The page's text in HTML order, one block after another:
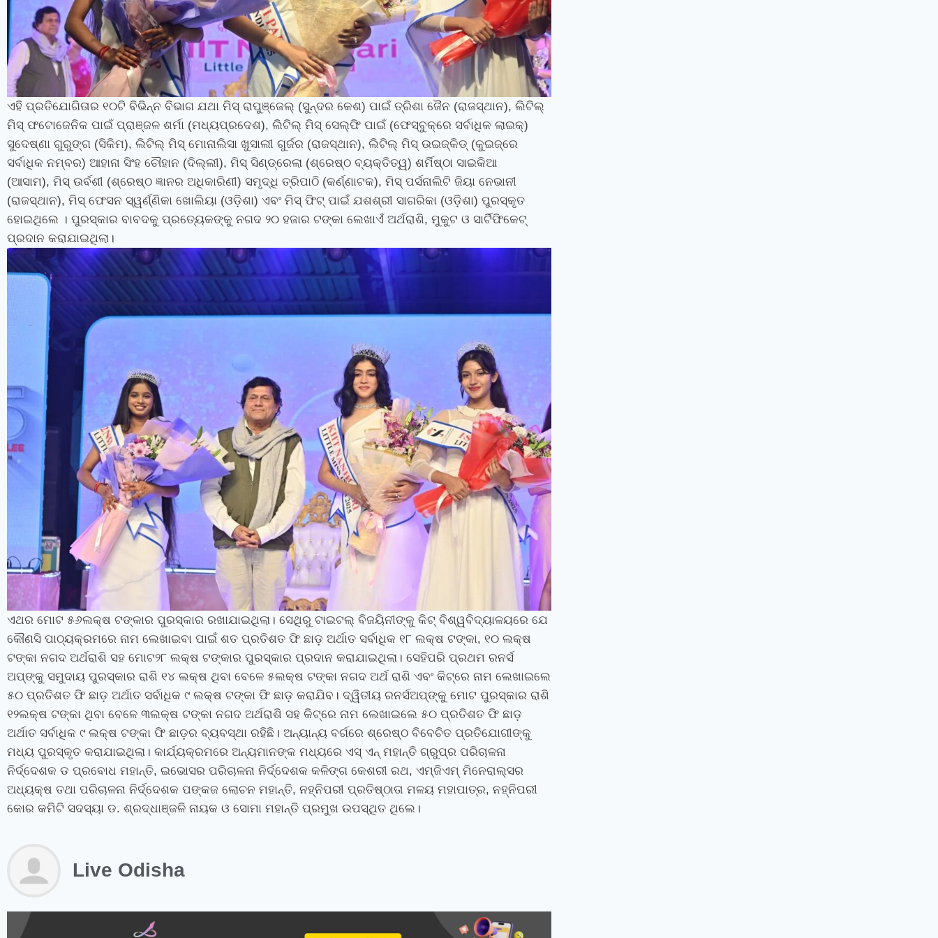
ଏହି ପ୍ରତିଯୋଗିତାର ୧୦ଟି ବିଭିନ୍ନ ବିଭାଗ ଯଥା ମିସ୍ ରାପୁଞ୍ଜେଲ୍ (ସୁନ୍ଦର କେଶ) ପାଇଁ ତ୍ରିଶା ଜୈନ (ରାଜସ୍ଥାନ), ଲିଟିଲ୍
ମିସ୍ ଫଟୋଜେନିକ ପାଇଁ ପ୍ରାଞ୍ଜଳ ଶର୍ମା (ମଧ୍ୟପ୍ରଦେଶ), ଲିଟିଲ୍ ମିସ୍ ସେଲ୍‌ଫି ପାଇଁ (ଫେସ୍‌ବୁକ୍‌ରେ ସର୍ବାଧିକ ଲାଇକ୍‌)
ସୁଦେଷ୍ଣା ଗୁରୁଙ୍ଗ (ସିକିମ), ଲିଟିଲ୍ ମିସ୍ ମୋନାଲିସା ଖୁସାଲୀ ଗୁର୍ଜର (ରାଜସ୍ଥାନ), ଲିଟିଲ୍ ମିସ୍ ଉଇଜ୍‌କିଡ୍ (କୁଇଜ୍‌ରେ
ସର୍ବାଧିକ ନମ୍ବର) ଆହାନା ସିଂହ ଚୌହାନ (ଦିଲ୍ଲୀ), ମିସ୍ ସିଣ୍ଡ୍ରେଲା (ଶ୍ରେଷ୍ଠ ବ୍ୟକ୍ତିତ୍ୱ) ଶର୍ମିଷ୍ଠା ସାଇକିଆ
(ଆସାମ), ମିସ୍ ଉର୍ବଶୀ (ଶ୍ରେଷ୍ଠ ଜ୍ଞାନର ଅଧିକାରିଣୀ) ସମୃଦ୍ଧି ତ୍ରିପାଠି (କର୍ଣ୍ଣାଟକ), ମିସ୍‍ ପର୍ସନାଲିଟି ଜିୟା ନେଭାନୀ
(ରାଜସ୍ଥାନ), ମିସ୍‍ ଫେସନ ସ୍ୱର୍ଣ୍ଣିକା ଖୋଲିୟା (ଓଡ଼ିଶା) ଏବଂ ମିସ୍ ଫିଟ୍ ପାଇଁ ଯଶଶ୍ରୀ ସାଗରିକା (ଓଡ଼ିଶା) ପୁରସ୍କୃତ
ହୋଇଥିଲେ । ପୁରସ୍କାର ବାବଦକୁ ପ୍ରତ୍ୟେକଙ୍କୁ ନଗଦ ୨୦ ହଜାର ଟଙ୍କା ଲେଖାଏଁ ଅର୍ଥରାଶି, ମୁକୁଟ ଓ ସାର୍ଟିଫିକେଟ୍
ପ୍ରଦାନ କରାଯାଇଥିଲା।
ଏଥର ମୋଟ ୫୬ଲକ୍ଷ ଟଙ୍କାର ପୁରସ୍କାର ରଖାଯାଇଥିଲା। ସେଥିରୁ ଟାଇଟଲ୍ ବିଜୟିନୀଙ୍କୁ କିଟ୍ ବିଶ୍ୱବିଦ୍ୟାଳୟରେ ଯେ
କୌଣସି ପାଠ୍ୟକ୍ରମରେ ନାମ ଲେଖାଇବା ପାଇଁ ଶତ ପ୍ରତିଶତ ଫି ଛାଡ଼ ଅର୍ଥାତ ସର୍ବାଧିକ ୧୮ ଲକ୍ଷ ଟଙ୍କା, ୧୦ ଲକ୍ଷ
ଟଙ୍କା ନଗଦ ଅର୍ଥରାଶି ସହ ମୋଟ୨୮ ଲକ୍ଷ ଟଙ୍କାର ପୁରସ୍କାର ପ୍ରଦାନ କରାଯାଇଥିଲା। ସେହିପରି ପ୍ରଥମ ରନର୍ସ
ଅପ୍‌ଙ୍କୁ ସମୁଦାୟ ପୁରସ୍କାର ରାଶି ୧୪ ଲକ୍ଷ ଥିବା ବେଳେ ୫ଲକ୍ଷ ଟଙ୍କା ନଗଦ ଅର୍ଥ ରାଶି ଏବଂ କିଟ୍‌ରେ ନାମ ଲେଖାଇଲେ
୫୦ ପ୍ରତିଶତ ଫି ଛାଡ଼ ଅର୍ଥାତ ସର୍ବାଧିକ ୯ ଲକ୍ଷ ଟଙ୍କା ଫି ଛାଡ଼ କରାଯିବ। ଦ୍ୱିତୀୟ ରନର୍ସଅପ୍‌ଙ୍କୁ ମୋଟ ପୁରସ୍କାର ରାଶି
୧୨ଲକ୍ଷ ଟଙ୍କା ଥିବା ବେଳେ ୩ଲକ୍ଷ ଟଙ୍କା ନଗଦ ଅର୍ଥରାଶି ସହ କିଟ୍‌ରେ ନାମ ଲେଖାଇଲେ ୫୦ ପ୍ରତିଶତ ଫି ଛାଡ଼
ଅର୍ଥାତ ସର୍ବାଧିକ ୯ ଲକ୍ଷ ଟଙ୍କା ଫି ଛାଡ଼ର ବ୍ୟବସ୍ଥା ରହିଛି। ଅନ୍ୟାନ୍ୟ ବର୍ଗରେ ଶ୍ରେଷ୍ଠ ବିବେଚିତ ପ୍ରତିଯୋଗୀଙ୍କୁ
ମଧ୍ୟ ପୁରସ୍କୃତ କରାଯାଇଥିଲା। କାର୍ଯ୍ୟକ୍ରମରେ ଅନ୍ୟମାନଙ୍କ ମଧ୍ୟରେ ଏସ୍‍ ଏନ୍‍ ମହାନ୍ତି ଗ୍ରୁପ୍‍ର ପରିଚାଳନା
ନିର୍ଦ୍ଦେଶକ ଡ ପ୍ରବୋଧ ମହାନ୍ତି, ଇଭୋସର ପରିଚାଳନା ନିର୍ଦ୍ଦେଶକ କଳିଙ୍ଗ କେଶରୀ ରଥ, ଏମ୍‍ଜିଏମ୍‍ ମିନେରାଲ୍‍ସର
ଅଧ୍ୟକ୍ଷ ତଥା ପରିଚାଳନା ନିର୍ଦ୍ଦେଶକ ପଙ୍କଜ ଲୋଚନ ମହାନ୍ତି, ନହ୍ନିପରୀ ପ୍ରତିଷ୍ଠାତା ମଳୟ ମହାପାତ୍ର, ନହ୍ନିପରୀ
କୋର କମିଟି ସଦସ୍ୟା ଡ. ଶ୍ରଦ୍ଧାଞ୍ଜଳି ନାୟକ ଓ ସୋମା ମହାନ୍ତି ପ୍ରମୁଖ ଉପସ୍ଥିତ ଥିଲେ।
Live Odisha